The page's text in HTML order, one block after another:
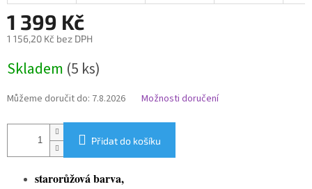
1 399 Kč
1 156,20 Kč bez DPH
cena:
Skladem (5 ks)
Můžeme doručit do: 7.8.2026 Možnosti doručení
Přidat do košíku
starorůžová barva,